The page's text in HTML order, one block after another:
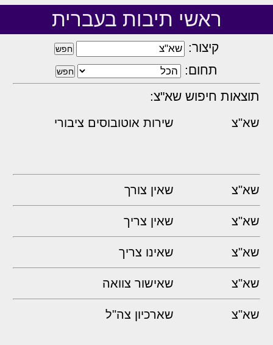
ראשי תיבות בעברית
קיצור:
תחום:
תוצאות חיפוש שא"צ:
שא"צ שירות אוטובוסים ציבורי
שא"צ שאין צורך
שא"צ שאין צריך
שא"צ שאינו צריך
שא"צ שאישור צוואה
שא"צ שארכיון צה"ל